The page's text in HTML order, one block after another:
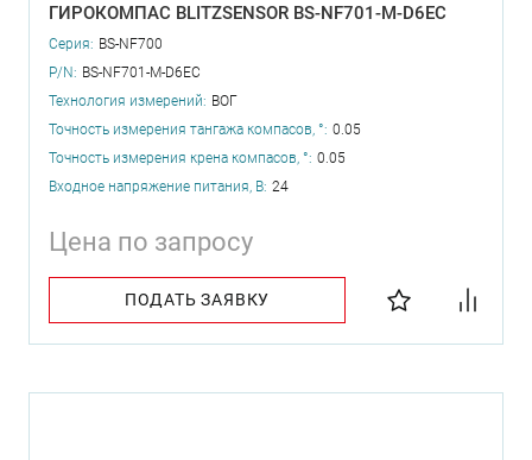
ГИРОКОМПАС BLITZSENSOR BS-NF701-M-D6EC
Серия: BS-NF700
P/N: BS-NF701-M-D6EC
Технология измерений: ВОГ
Точность измерения тангажа компасов, °: 0.05
Точность измерения крена компасов, °: 0.05
Входное напряжение питания, В: 24
Цена по запросу
ПОДАТЬ ЗАЯВКУ